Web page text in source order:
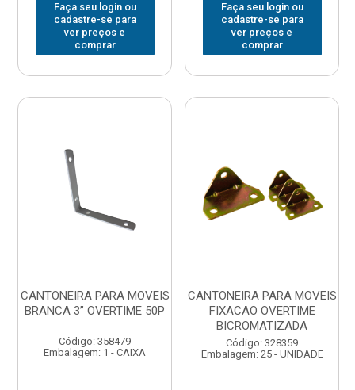
Faça seu login ou
cadastre-se para
ver preços e
comprar
Faça seu login ou
cadastre-se para
ver preços e
comprar
CANTONEIRA PARA MOVEIS
BRANCA 3” OVERTIME 50P
Código: 358479
Embalagem: 1 - CAIXA
CANTONEIRA PARA MOVEIS
FIXACAO OVERTIME
BICROMATIZADA
Código: 328359
Embalagem: 25 - UNIDADE